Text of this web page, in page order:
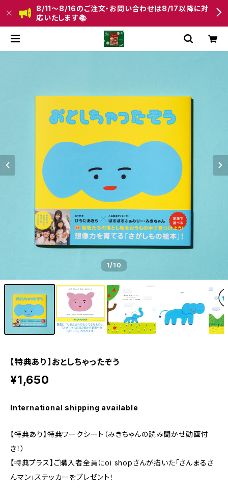
8/11〜8/16のご注文・お問い合わせは8/17以降に対
応いたします📚
1/10
【特典あり】おとしちゃったぞう
¥1,650
International shipping available
【特典あり】特典ワークシート（みきちゃんの読み聞かせ動画付
き！）
【特典プラス】ご購入者全員にoi shopさんが描いた「さんまるさ
んマン」ステッカーをプレゼント！